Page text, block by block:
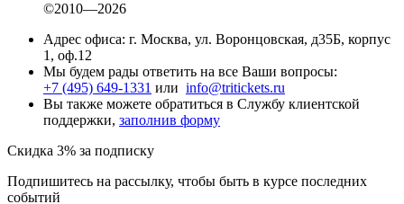
©2010—2026
Адрес офиса: г. Москва, ул. Воронцовская, д35Б, корпус
1, оф.12
Мы будем рады ответить на все Ваши вопросы:
+7 (495) 649-1331 или info@tritickets.ru
Вы также можете обратиться в Службу клиентской
поддержки, заполнив форму
Скидка 3% за подписку
Подпишитесь на рассылку, чтобы быть в курсе последних
событий